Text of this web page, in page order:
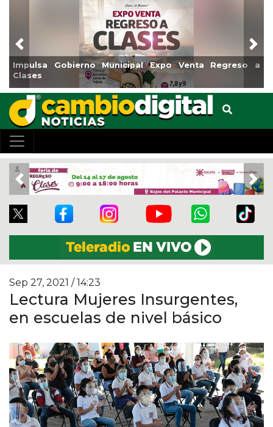
Venta Regreso a
Reabrirá Coatzacoalcos la Alberca
Centro
Previous
Previous
Sep 27, 2021 / 14:23
Lectura Mujeres Insurgentes,
en escuelas de nivel básico